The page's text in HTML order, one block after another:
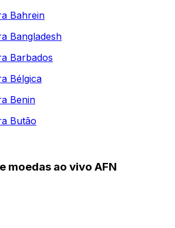
Bahrein
Bangladesh
Barbados
Bélgica
Benin
Butão
moedas ao vivo AFN